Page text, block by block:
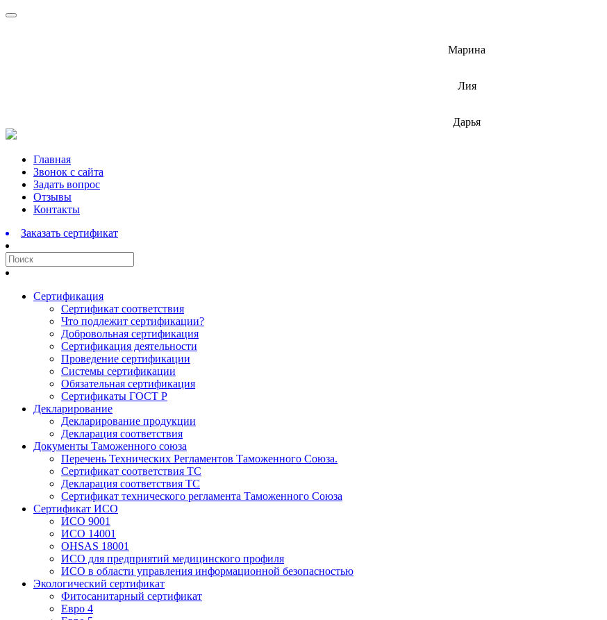
Марина
Лия
Дарья
Перейти
содержимому
Главная
Звонок с сайта
Задать вопрос
Отзывы
Контакты
Заказать сертификат
Сертификация
Сертификат соответствия
Что подлежит сертификации?
Добровольная сертификация
Сертификация деятельности
Проведение сертификации
Системы сертификации
Обязательная сертификация
Сертификаты ГОСТ Р
Декларирование
Декларирование продукции
Декларация соответствия
Документы Таможенного союза
Перечень Технических Регламентов Таможенного Союза.
Сертификат соответствия ТС
Декларация соответствия ТС
Сертификат технического регламента Таможенного Союза
Сертификат ИСО
ИСО 9001
ИСО 14001
OHSAS 18001
ИСО для предприятий медицинского профиля
ИСО в области управления информационной безопасностью
Экологический сертификат
Фитосанитарный сертификат
Евро 4